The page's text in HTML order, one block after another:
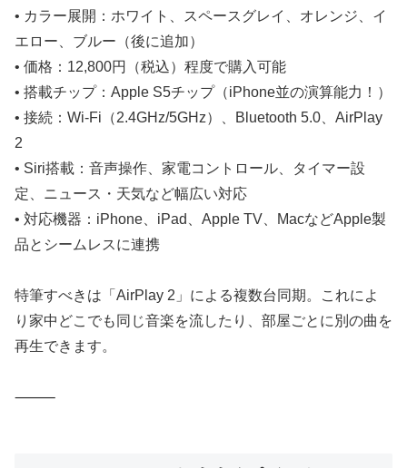
• カラー展開：ホワイト、スペースグレイ、オレンジ、イ
エロー、ブルー（後に追加）
• 価格：12,800円（税込）程度で購入可能
• 搭載チップ：Apple S5チップ（iPhone並の演算能力！）
• 接続：Wi-Fi（2.4GHz/5GHz）、Bluetooth 5.0、AirPlay
2
• Siri搭載：音声操作、家電コントロール、タイマー設
定、ニュース・天気など幅広い対応
• 対応機器：iPhone、iPad、Apple TV、MacなどApple製
品とシームレスに連携
特筆すべきは「AirPlay 2」による複数台同期。これによ
り家中どこでも同じ音楽を流したり、部屋ごとに別の曲を
再生できます。
⸻